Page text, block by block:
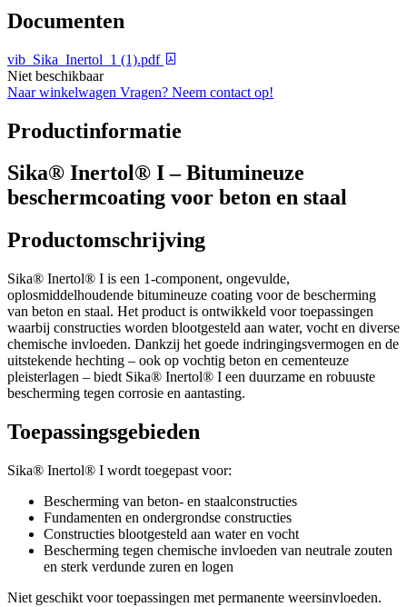
Documenten
vib_Sika_Inertol_1 (1).pdf
Niet beschikbaar
Naar winkelwagen Vragen? Neem contact op!
Productinformatie
Sika® Inertol® I – Bitumineuze
beschermcoating voor beton en staal
Productomschrijving
Sika® Inertol® I is een 1-component, ongevulde,
oplosmiddelhoudende bitumineuze coating voor de bescherming
van beton en staal. Het product is ontwikkeld voor toepassingen
waarbij constructies worden blootgesteld aan water, vocht en diverse
chemische invloeden. Dankzij het goede indringingsvermogen en de
uitstekende hechting – ook op vochtig beton en cementeuze
pleisterlagen – biedt Sika® Inertol® I een duurzame en robuuste
bescherming tegen corrosie en aantasting.
Toepassingsgebieden
Sika® Inertol® I wordt toegepast voor:
Bescherming van beton- en staalconstructies
Fundamenten en ondergrondse constructies
Constructies blootgesteld aan water en vocht
Bescherming tegen chemische invloeden van neutrale zouten
en sterk verdunde zuren en logen
Niet geschikt voor toepassingen met permanente weersinvloeden.